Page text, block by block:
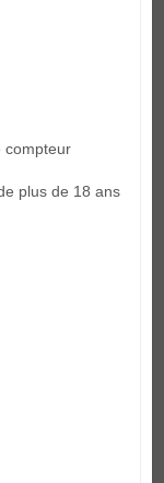
compteur
plus de 18 ans